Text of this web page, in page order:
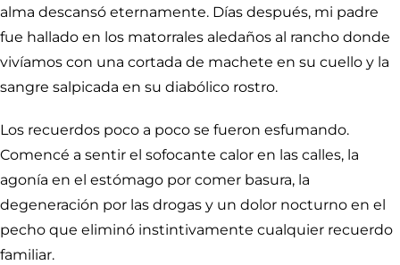
alma descansó eternamente. Días después, mi padre
fue hallado en los matorrales aledaños al rancho donde
vivíamos con una cortada de machete en su cuello y la
sangre salpicada en su diabólico rostro.
Los recuerdos poco a poco se fueron esfumando.
Comencé a sentir el sofocante calor en las calles, la
agonía en el estómago por comer basura, la
degeneración por las drogas y un dolor nocturno en el
pecho que eliminó instintivamente cualquier recuerdo
familiar.